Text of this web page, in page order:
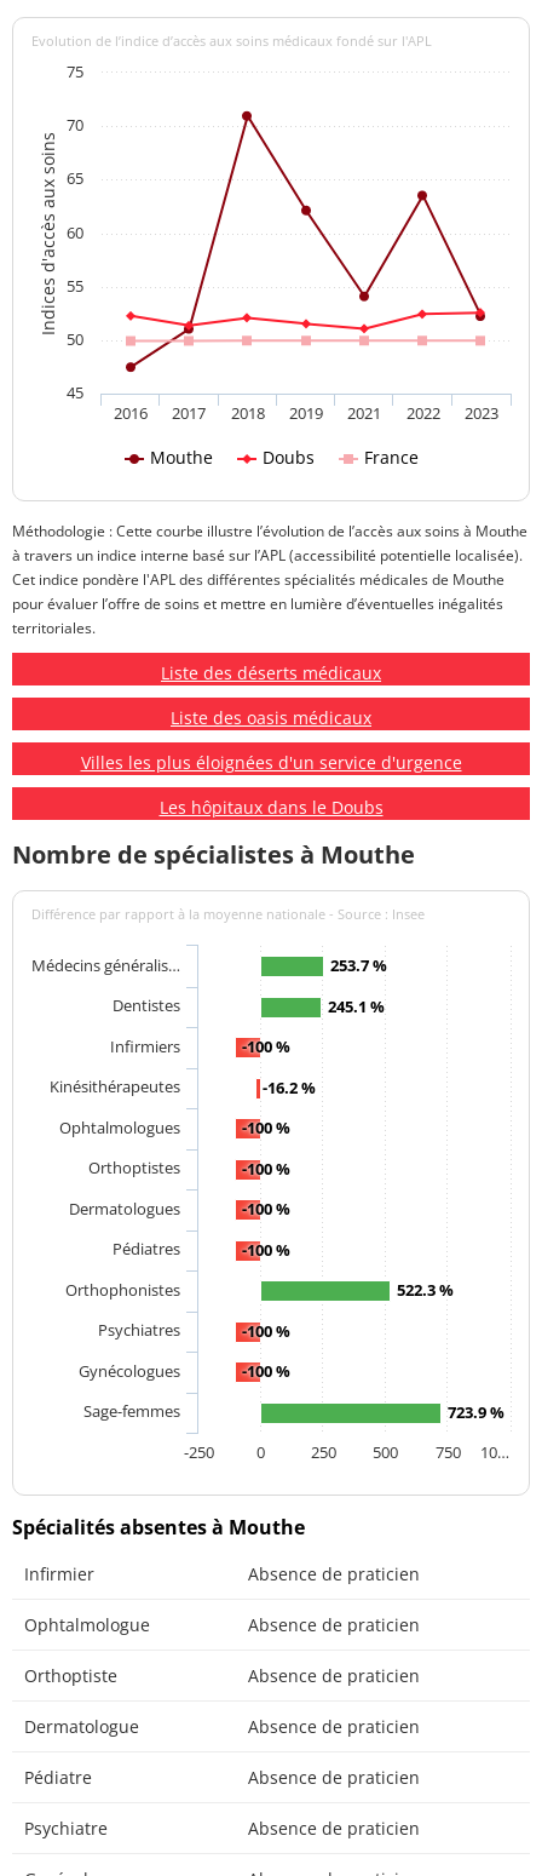
Indices d'accès aux soins
Evolution de l’indice d’accès aux soins médicaux fondé sur l'APL
Mouthe Doubs France
2016 2017 2018 2019 2021 2022 2023
45
50
55
60
65
70
75
Méthodologie : Cette courbe illustre l’évolution de l’accès aux soins à Mouthe
à travers un indice interne basé sur l’APL (accessibilité potentielle localisée).
Cet indice pondère l'APL des différentes spécialités médicales de Mouthe
pour évaluer l’offre de soins et mettre en lumière d’éventuelles inégalités
territoriales.
Liste des déserts médicaux
Liste des oasis médicaux
Villes les plus éloignées d'un service d'urgence
Les hôpitaux dans le Doubs
Nombre de spécialistes à Mouthe
Différence par rapport à la moyenne nationale - Source : Insee
253.7 %
245.1 %
-100 %
-16.2 %
-100 %
-100 %
-100 %
-100 %
522.3 %
-100 %
-100 %
723.9 %
Médecins généralis…
Dentistes
Infirmiers
Kinésithérapeutes
Ophtalmologues
Orthoptistes
Dermatologues
Pédiatres
Orthophonistes
Psychiatres
Gynécologues
Sage-femmes
0
-250 250 500 750 10…
Spécialités absentes à Mouthe
Infirmier Absence de praticien
Ophtalmologue Absence de praticien
Orthoptiste Absence de praticien
Dermatologue Absence de praticien
Pédiatre Absence de praticien
Psychiatre Absence de praticien